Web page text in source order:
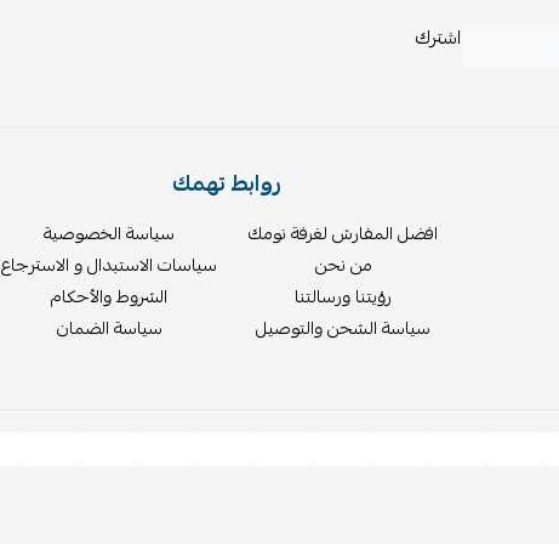
اشترك
روابط تهمك
افضل المفارش لغرفة نومك
من نحن
رؤيتنا ورسالتنا
سياسة الشحن والتوصيل
سياسة الخصوصية
سياسات الاستبدال و الاسترجاع
الشروط والأحكام
سياسة الضمان